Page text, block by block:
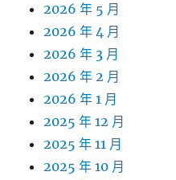
2026 年 5 月
2026 年 4 月
2026 年 3 月
2026 年 2 月
2026 年 1 月
2025 年 12 月
2025 年 11 月
2025 年 10 月